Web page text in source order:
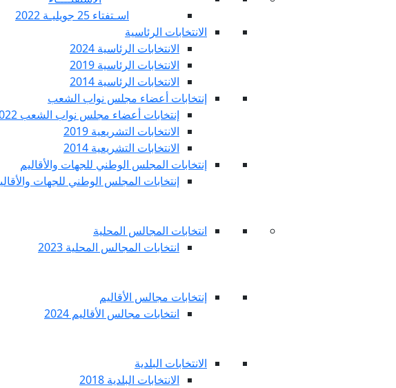
اسـتفتاء 25 جويليـة 2022
الانتخابات الرئاسية
الانتخابات الرئاسية 2024
الانتخابات الرئاسية 2019
الانتخابات الرئاسية 2014
إنتخابات أعضاء مجلس نواب الشعب
إنتخابات أعضاء مجلس نواب الشعب 2022
الانتخابات التشريعية 2019
الانتخابات التشريعية 2014
إنتخابات المجلس الوطني للجهات والأقاليم
إنتخابات المجلس الوطني للجهات والأقاليم
انتخابات المجالس المحلية
انتخابات المجالس المحلية 2023
إنتخابات مجالس الأقاليم
انتخابات مجالس الأقاليم 2024
الانتخابات البلدية
الانتخابات البلدية 2018